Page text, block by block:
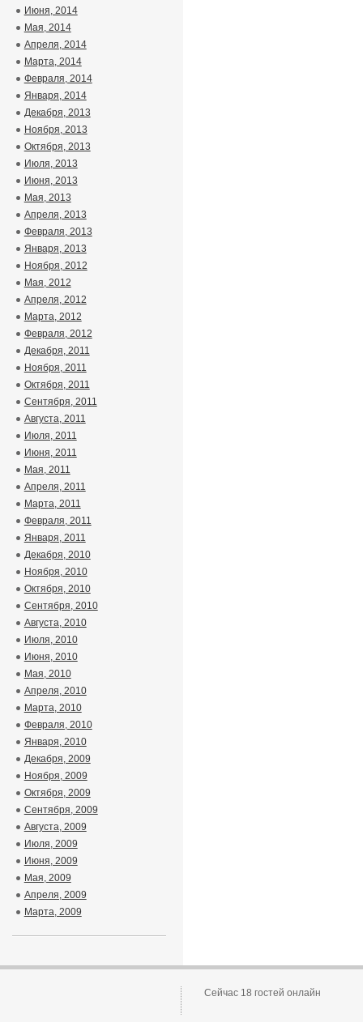
Июня, 2014
Мая, 2014
Апреля, 2014
Марта, 2014
Февраля, 2014
Января, 2014
Декабря, 2013
Ноября, 2013
Октября, 2013
Июля, 2013
Июня, 2013
Мая, 2013
Апреля, 2013
Февраля, 2013
Января, 2013
Ноября, 2012
Мая, 2012
Апреля, 2012
Марта, 2012
Февраля, 2012
Декабря, 2011
Ноября, 2011
Октября, 2011
Сентября, 2011
Августа, 2011
Июля, 2011
Июня, 2011
Мая, 2011
Апреля, 2011
Марта, 2011
Февраля, 2011
Января, 2011
Декабря, 2010
Ноября, 2010
Октября, 2010
Сентября, 2010
Августа, 2010
Июля, 2010
Июня, 2010
Мая, 2010
Апреля, 2010
Марта, 2010
Февраля, 2010
Января, 2010
Декабря, 2009
Ноября, 2009
Октября, 2009
Сентября, 2009
Августа, 2009
Июля, 2009
Июня, 2009
Мая, 2009
Апреля, 2009
Марта, 2009
Сейчас 18 гостей онлайн